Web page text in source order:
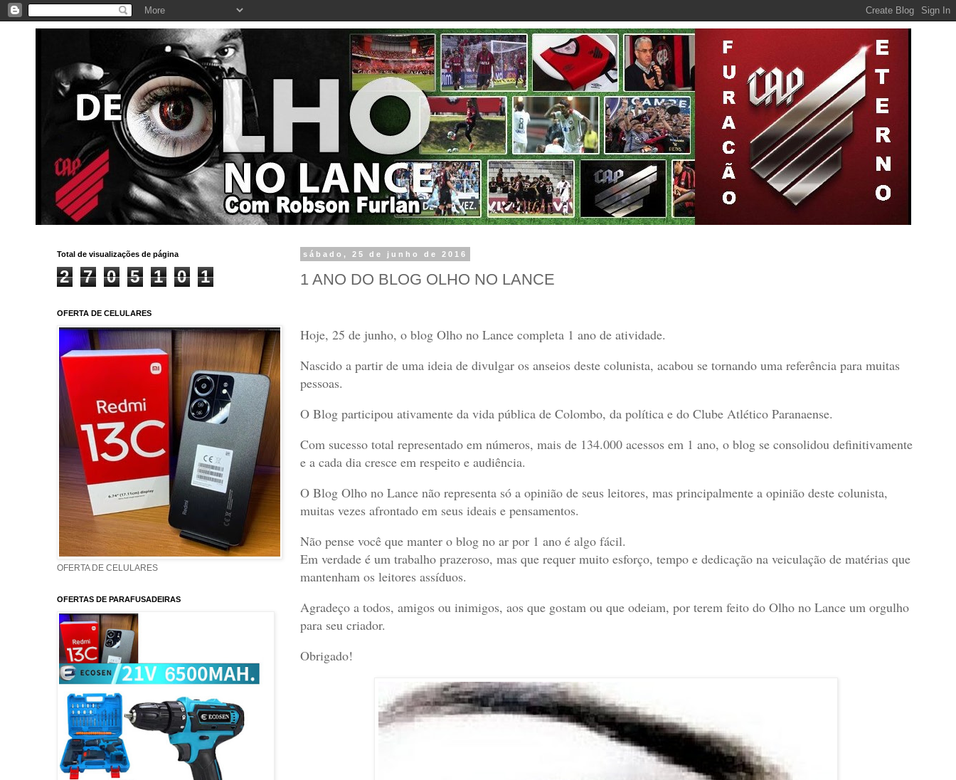
sábado, 25 de junho de 2016
1 ANO DO BLOG OLHO NO LANCE
Hoje, 25 de junho, o blog Olho no Lance completa 1 ano de atividade.
Nascido a partir de uma ideia de divulgar os anseios deste colunista, acabou se tornando uma referência para muitas
pessoas.
O Blog participou ativamente da vida pública de Colombo, da política e do Clube Atlético Paranaense.
Com sucesso total representado em números, mais de 134.000 acessos em 1 ano, o blog se consolidou definitivamente
e a cada dia cresce em respeito e audiência.
O Blog Olho no Lance não representa só a opinião de seus leitores, mas principalmente a opinião deste colunista,
muitas vezes afrontado em seus ideais e pensamentos.
Não pense você que manter o blog no ar por 1 ano é algo fácil.
Em verdade é um trabalho prazeroso, mas que requer muito esforço, tempo e dedicação na veiculação de matérias que
mantenham os leitores assíduos.
Agradeço a todos, amigos ou inimigos, aos que gostam ou que odeiam, por terem feito do Olho no Lance um orgulho
para seu criador.
Obrigado!
Total de visualizações de página
2 7 0 5 1 0 1
OFERTA DE CELULARES
OFERTA DE CELULARES
OFERTAS DE PARAFUSADEIRAS